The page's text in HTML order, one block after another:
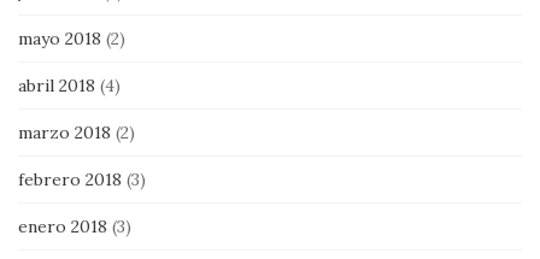
mayo 2018 (2)
abril 2018 (4)
marzo 2018 (2)
febrero 2018 (3)
enero 2018 (3)